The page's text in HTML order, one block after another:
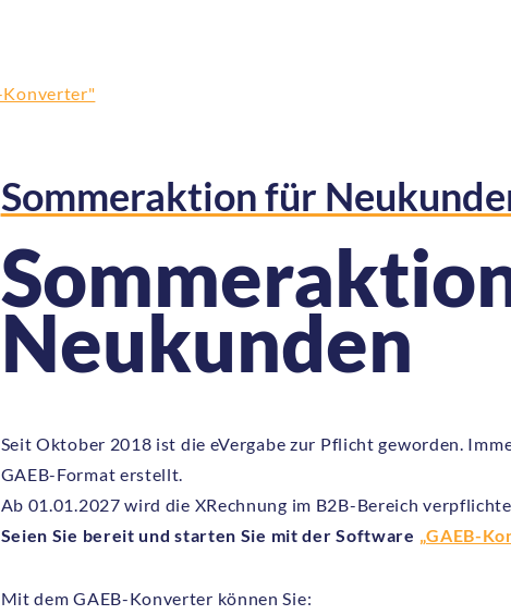
Sommeraktion für
Neukunden
Seit Oktober 2018 ist die eVergabe zur Pflicht geworden.
GAEB-Format erstellt.
Ab 01.01.2027 wird die XRechnung im B2B-Bereich
Seien Sie bereit und starten Sie mit der Software „GAEB-
Mit dem GAEB-Konverter können Sie: